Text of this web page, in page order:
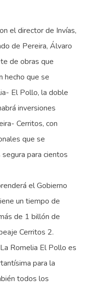
el director de Invías,
de Pereira, Álvaro
de obras que
hecho que se
El Pollo, la doble
inversiones
Cerritos, con
que se
para cientos
el Gobierno
un tiempo de
de 1 billón de
Cerritos 2.
Romelia El Pollo es
para la
todos los